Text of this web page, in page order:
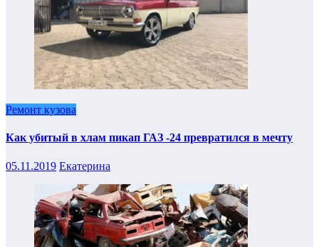
Ремонт кузова
Как убитый в хлам пикап ГАЗ -24 превратился в мечту
05.11.2019 Екатерина